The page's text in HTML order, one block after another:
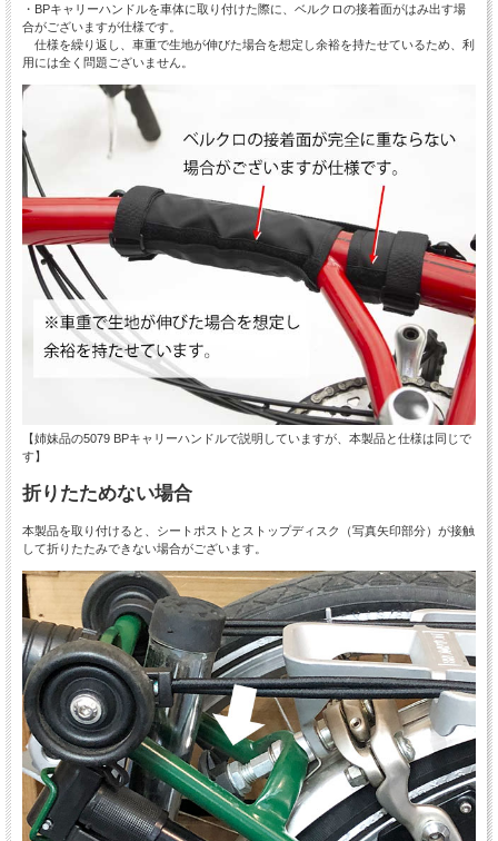
・BPキャリーハンドルを車体に取り付けた際に、ベルクロの接着面がはみ出す場
合がございますが仕様です。
仕様を繰り返し、車重で生地が伸びた場合を想定し余裕を持たせているため、利
用には全く問題ございません。
【姉妹品の5079 BPキャリーハンドルで説明していますが、本製品と仕様は同じで
す】
折りたためない場合
本製品を取り付けると、シートポストとストップディスク（写真矢印部分）が接触
して折りたたみできない場合がございます。